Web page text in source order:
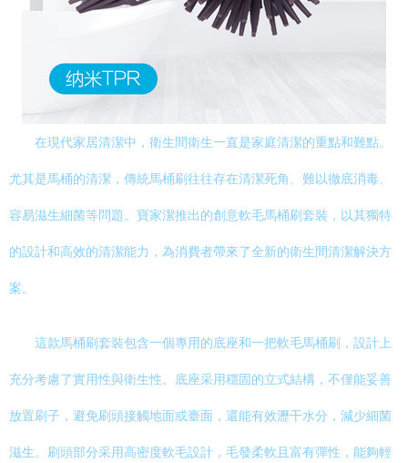
在現代家居清潔中，衛生間衛生一直是家庭清潔的重點和難點。
尤其是馬桶的清潔，傳統馬桶刷往往存在清潔死角、難以徹底消毒、
容易滋生細菌等問題。寶家潔推出的創意軟毛馬桶刷套裝，以其獨特
的設計和高效的清潔能力，為消費者帶來了全新的衛生間清潔解決方
案。
這款馬桶刷套裝包含一個專用的底座和一把軟毛馬桶刷，設計上
充分考慮了實用性與衛生性。底座采用穩固的立式結構，不僅能妥善
放置刷子，避免刷頭接觸地面或臺面，還能有效瀝干水分，減少細菌
滋生。刷頭部分采用高密度軟毛設計，毛發柔軟且富有彈性，能夠輕